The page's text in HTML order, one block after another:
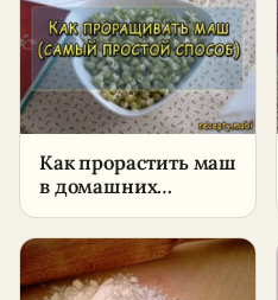
Как прорастить маш
в домашних
простой способ)